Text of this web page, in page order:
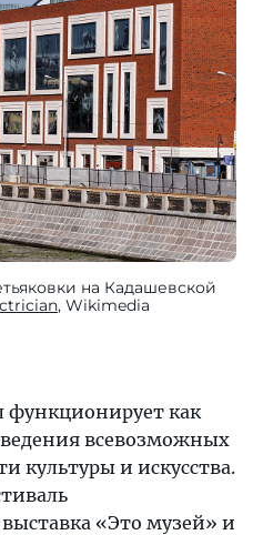
на Кадашевской
, Wikimedia
функционирует как
всевозможных
культуры и искусства.
«Это музей» и